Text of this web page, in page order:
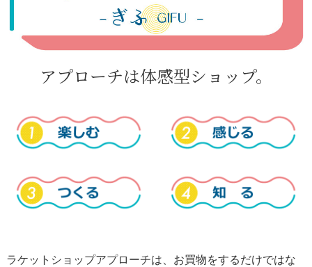
アプローチは体感型ショップ。
ラケットショップアプローチは、お買物をするだけではな